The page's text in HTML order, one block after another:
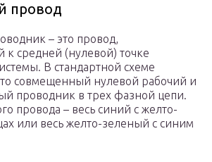
провод
– это провод,
средней (нулевой) точке
В стандартной схеме
совмещенный нулевой рабочий и
проводник в трех фазной цепи.
провода – весь синий с желто-
или весь желто-зеленый с синим